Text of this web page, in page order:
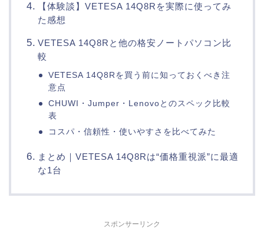
【体験談】VETESA 14Q8Rを実際に使ってみ
た感想
VETESA 14Q8Rと他の格安ノートパソコン比
較
VETESA 14Q8Rを買う前に知っておくべき注
意点
CHUWI・Jumper・Lenovoとのスペック比較
表
コスパ・信頼性・使いやすさを比べてみた
まとめ｜VETESA 14Q8Rは“価格重視派”に最適
な1台
スポンサーリンク